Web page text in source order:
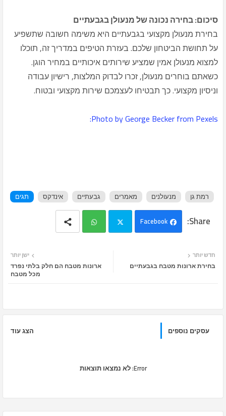
סיכום: בחירה נכונה של מנעולן בגבעתיים
בחירת מנעולן מקצועי בגבעתיים היא משימה חשובה שתשפיע
על תחושת הביטחון שלכם. בעזרת הטיפים במדריך זה, תוכלו
למצוא מנעולן אמין שמציע שירותים איכותיים במחיר הוגן.
כשאתם בוחרים מנעולן, זכרו לבדוק המלצות, רישיון עבודה
וניסיון מקצועי. כך תבטיחו לעצמכם שירות מקצועי ובטוח.
Photo by George Becker from Pexels:
תגים אינדקס גבעתיים מאמרים מנעולנים רמת גן
Facebook
ats
חדש יותר
בחירת ארונות מטבח בגבעתיים
ישן יותר
ארונות מטבח הם חלק בלתי נפרד
מכל מטבח
עסקים נוספים הצג עוד
Error: לא נמצאו תוצאות